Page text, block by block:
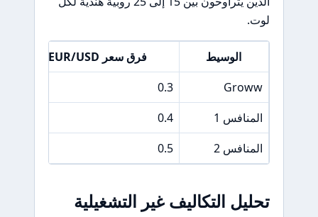
لوت.
الوسيط
فرق سعر EUR/USD
Groww
0.3
المنافس 1
0.4
المنافس 2
0.5
تحليل التكاليف غير التشغيلية